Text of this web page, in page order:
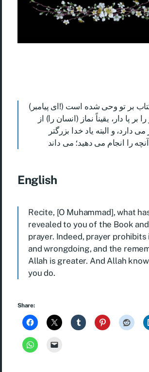
(ای پیامبر!) آنچه را از (این) کتاب بر تو وحی شده است
بر پا دار، یقیناً نماز (انسان را) از
دارد، و البته یاد خدا بزرگتر
English
Recite, [O Muhammad], what
revealed to you of the Book
prayer. Indeed, prayer
and wrongdoing, and the
Allah is greater. And Allah
you do.
Share: